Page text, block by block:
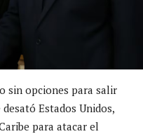
sin opciones para salir
Estados Unidos,
para atacar el